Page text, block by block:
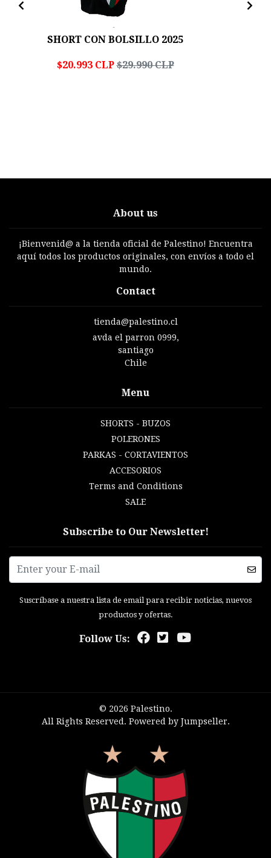
SHORT CON BOLSILLO 2025
$20.993 CLP $29.990 CLP
About us
¡Bienvenid@ a la tienda oficial de Palestino! Encuentra
aquí todos los productos originales, con envíos a todo el
mundo.
Contact
tienda@palestino.cl
avda el parron 0999,
santiago
Chile
Menu
SHORTS - BUZOS
POLERONES
PARKAS - CORTAVIENTOS
ACCESORIOS
Terms and Conditions
SALE
Subscribe to Our Newsletter!
Suscríbase a nuestra lista de email para recibir noticias, nuevos
productos y ofertas.
Follow Us:
© 2026 Palestino.
All Rights Reserved. Powered by Jumpseller.